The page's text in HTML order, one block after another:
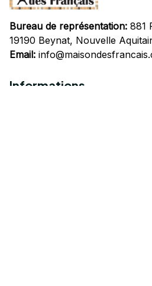
Bureau de représentation: 881
19190 Beynat, Nouvelle
Email:
Informations